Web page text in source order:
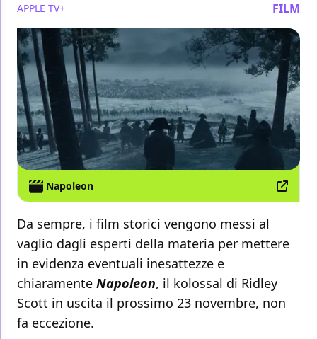
APPLE TV+ FILM
Napoleon
Da sempre, i film storici vengono messi al
vaglio dagli esperti della materia per mettere
in evidenza eventuali inesattezze e
chiaramente Napoleon, il kolossal di Ridley
Scott in uscita il prossimo 23 novembre, non
fa eccezione.